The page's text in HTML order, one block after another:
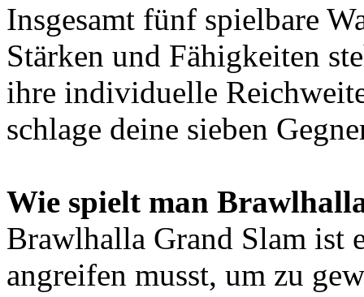
Insgesamt fünf spielbare
Stärken und Fähigkeiten
ihre individuelle
schlage deine sieben
Wie spielt man
Brawlhalla Grand Slam ist
angreifen musst, um zu